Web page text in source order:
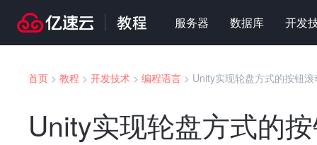
服务器 数据库 开发
首页 > 教程 > 开发技术 > 编程语言 > Unity实现轮盘方式的按钮
Unity实现轮盘方式的